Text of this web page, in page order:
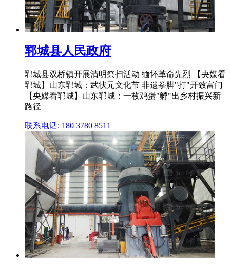
郓城县人民政府
郓城县双桥镇开展清明祭扫活动 缅怀革命先烈 【央媒看
郓城】山东郓城：武状元文化节 非遗拳脚"打"开致富门
【央媒看郓城】山东郓城：一枚鸡蛋"孵"出乡村振兴新
路径
联系电话: 180 3780 8511